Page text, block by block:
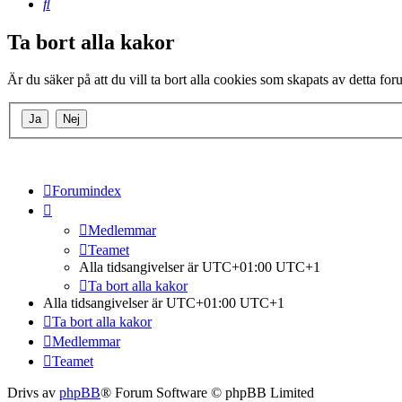
Ta bort alla kakor
Är du säker på att du vill ta bort alla cookies som skapats av detta
Forumindex
Medlemmar
Teamet
Alla tidsangivelser är UTC+01:00 UTC+1
Ta bort alla kakor
Alla tidsangivelser är UTC+01:00 UTC+1
Ta bort alla kakor
Medlemmar
Teamet
Drivs av phpBB® Forum Software © phpBB Limited